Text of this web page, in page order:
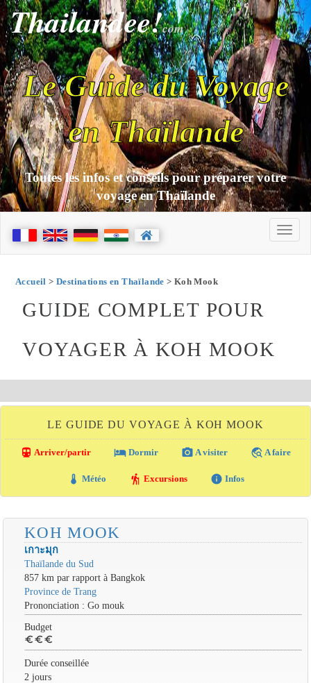
Thailandee!com
Le Guide du Voyage
en Thaïlande
Toutes les infos et conseils pour préparer votre
voyage en Thaïlande
Accueil > Destinations en Thaïlande > Koh Mook
GUIDE COMPLET POUR
VOYAGER À KOH MOOK
LE GUIDE DU VOYAGE À KOH MOOK
directions_transit Arriver/partir local_hotel Dormir photo_camera A visiter travel_explore A faire
thermostat Météo hiking Excursions info Infos
KOH MOOK
เกาะมุก
Thaïlande du Sud
857 km par rapport à Bangkok
Province de Trang
Prononciation : Go mouk
Budget
euro euro euro
Durée conseillée
2 jours